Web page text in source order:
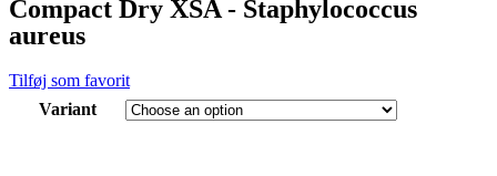
Compact Dry XSA - Staphylococcus
aureus
Tilføj som favorit
Variant